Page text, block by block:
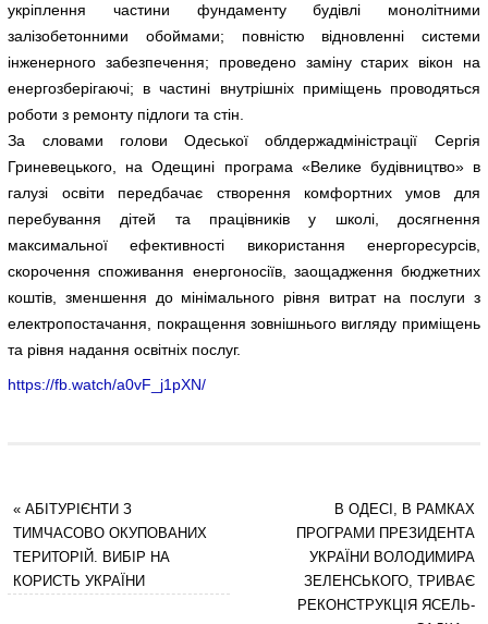
укріплення частини фундаменту будівлі монолітними
залізобетонними обоймами; повністю відновленні системи
інженерного забезпечення; проведено заміну старих вікон на
енергозберігаючі; в частині внутрішніх приміщень проводяться
роботи з ремонту підлоги та стін.
За словами голови Одеської облдержадміністрації Сергія
Гриневецького, на Одещині програма «Велике будівництво» в
галузі освіти передбачає створення комфортних умов для
перебування дітей та працівників у школі, досягнення
максимальної ефективності використання енергоресурсів,
скорочення споживання енергоносіїв, заощадження бюджетних
коштів, зменшення до мінімального рівня витрат на послуги з
електропостачання, покращення зовнішнього вигляду приміщень
та рівня надання освітніх послуг.
https://fb.watch/a0vF_j1pXN/
«АБІТУРІЄНТИ З
ТИМЧАСОВО ОКУПОВАНИХ
ТЕРИТОРІЙ. ВИБІР НА
КОРИСТЬ УКРАЇНИ
В ОДЕСІ, В РАМКАХ
ПРОГРАМИ ПРЕЗИДЕНТА
УКРАЇНИ ВОЛОДИМИРА
ЗЕЛЕНСЬКОГО, ТРИВАЄ
РЕКОНСТРУКЦІЯ ЯСЕЛЬ-